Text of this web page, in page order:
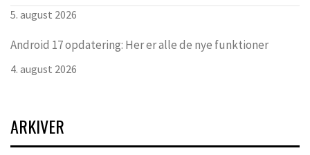
5. august 2026
Android 17 opdatering: Her er alle de nye funktioner
4. august 2026
ARKIVER